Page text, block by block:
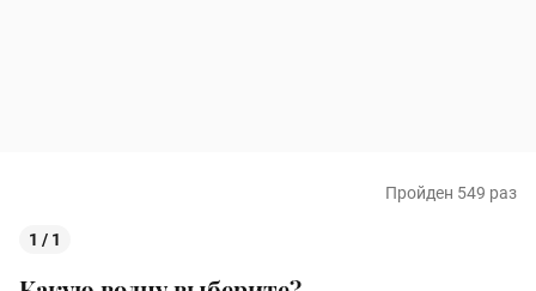
Пройден 549 раз
1 / 1